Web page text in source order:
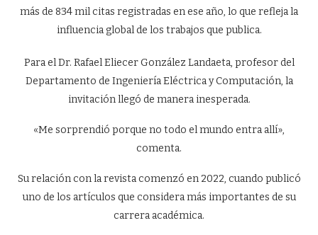
más de 834 mil citas registradas en ese año, lo que refleja la
influencia global de los trabajos que publica.
Para el Dr. Rafael Eliecer González Landaeta, profesor del
Departamento de Ingeniería Eléctrica y Computación, la
invitación llegó de manera inesperada.
«Me sorprendió porque no todo el mundo entra allí»,
comenta.
Su relación con la revista comenzó en 2022, cuando publicó
uno de los artículos que considera más importantes de su
carrera académica.